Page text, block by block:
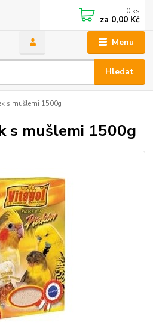
Menu
Hledat
0 ks
za 0,00 Kč
s mušlemi 1500g
s mušlemi 1500g